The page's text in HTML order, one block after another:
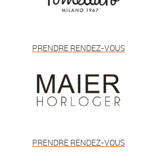
PRENDRE RENDEZ-VOUS
PRENDRE RENDEZ-VOUS